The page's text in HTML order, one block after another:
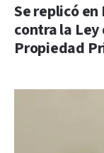
Se replicó
contra la
Propiedad